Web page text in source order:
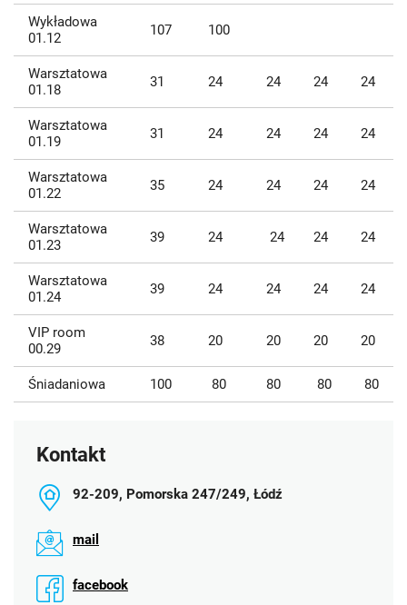
Wykładowa
01.12
107 100
Warsztatowa
01.18
31 24 24 24 24
Warsztatowa
01.19
31 24 24 24 24
Warsztatowa
01.22
35 24 24 24 24
Warsztatowa
01.23
39 24 24 24 24
Warsztatowa
01.24
39 24 24 24 24
VIP room
00.29
38 20 20 20 20
Śniadaniowa 100 80 80 80 80
Kontakt
92-209, Pomorska 247/249, Łódź
mail
facebook